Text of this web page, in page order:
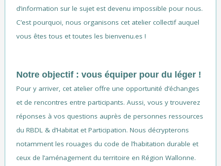
d’information sur le sujet est devenu impossible pour nous.
C’est pourquoi, nous organisons cet atelier collectif auquel
vous êtes tous et toutes les bienvenu.es !
Notre objectif : vous équiper pour du léger !
Pour y arriver, cet atelier offre une opportunité d’échanges
et de rencontres entre participants. Aussi, vous y trouverez
réponses à vos questions auprès de personnes ressources
du RBDL & d’Habitat et Participation. Nous décrypterons
notamment les rouages du code de l’habitation durable et
ceux de l’aménagement du territoire en Région Wallonne.